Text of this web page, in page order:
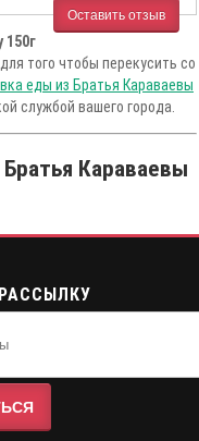
Оставить отзыв
150г
того чтобы перекусить со
еды из Братья Караваевы
службой вашего города.
Братья Караваевы